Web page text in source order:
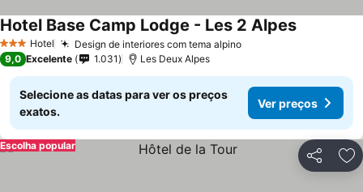
3 EstrelasHotel Design de interiores com tema alpinoVer preços
Hotel Base Camp Lodge - Les 2 AlpesVer preços
9,0 Excelente 1.031 Les Deux Alpes
Selecione as datas para ver os preços
exatos.
Ver preços
Partilhar
Escolha popular